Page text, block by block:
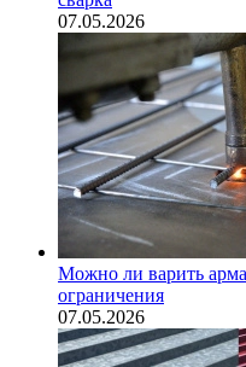
07.05.2026
Можно ли варить
ограничения
07.05.2026